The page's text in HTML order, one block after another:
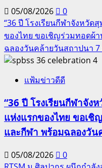
05/08/2026
0
“36 ปี โรงเรียนกีฬาจังหวัด
ของไทย ขอเชิญร่วมทอดผ้
ฉลองวันคล้ายวันสถาปนา 7
4
แฟ้มข่าวดีดี
“36 ปี โรงเรียนกีฬาจัง
แห่งแรกของไทย ขอเชิ
และกีฬา พร้อมฉลองวั
05/08/2026
0